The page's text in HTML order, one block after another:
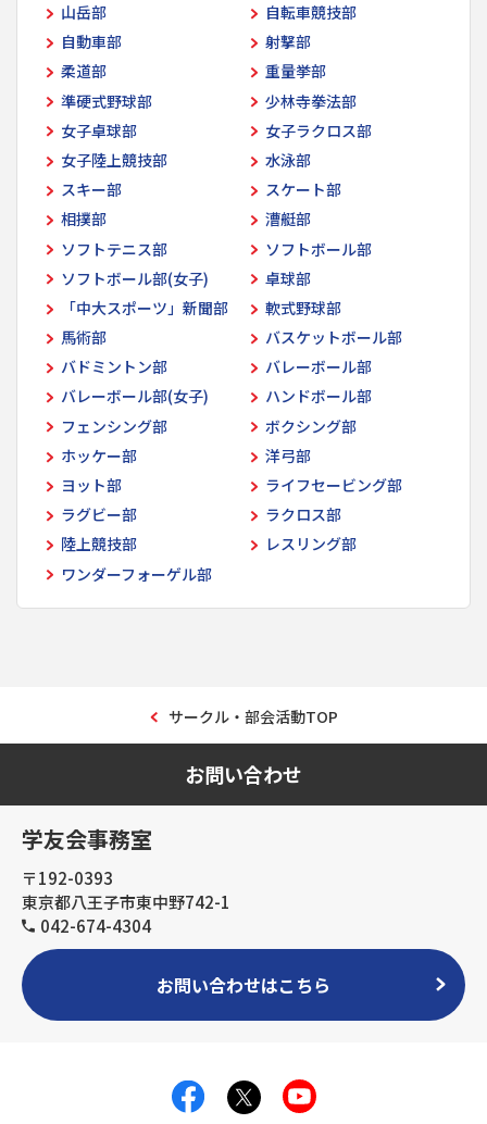
山岳部
自転車競技部
自動車部
射撃部
柔道部
重量挙部
準硬式野球部
少林寺拳法部
女子卓球部
女子ラクロス部
女子陸上競技部
水泳部
スキー部
スケート部
相撲部
漕艇部
ソフトテニス部
ソフトボール部
ソフトボール部(女子)
卓球部
「中大スポーツ」新聞部
軟式野球部
馬術部
バスケットボール部
バドミントン部
バレーボール部
バレーボール部(女子)
ハンドボール部
フェンシング部
ボクシング部
ホッケー部
洋弓部
ヨット部
ライフセービング部
ラグビー部
ラクロス部
陸上競技部
レスリング部
ワンダーフォーゲル部
サークル・部会活動TOP
お問い合わせ
学友会事務室
〒192-0393
東京都八王子市東中野742-1
042-674-4304
お問い合わせはこちら